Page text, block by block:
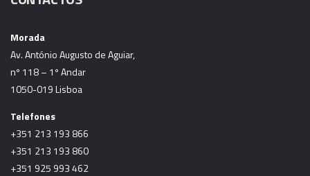
Morada
Av. António Augusto de Aguiar,
nº 118 – 1º Andar
1050-019 Lisboa
Telefones
+351 213 193 866
+351 213 193 860
+351 925 993 462